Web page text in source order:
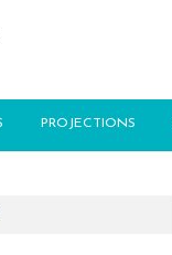
PROJECTIONS